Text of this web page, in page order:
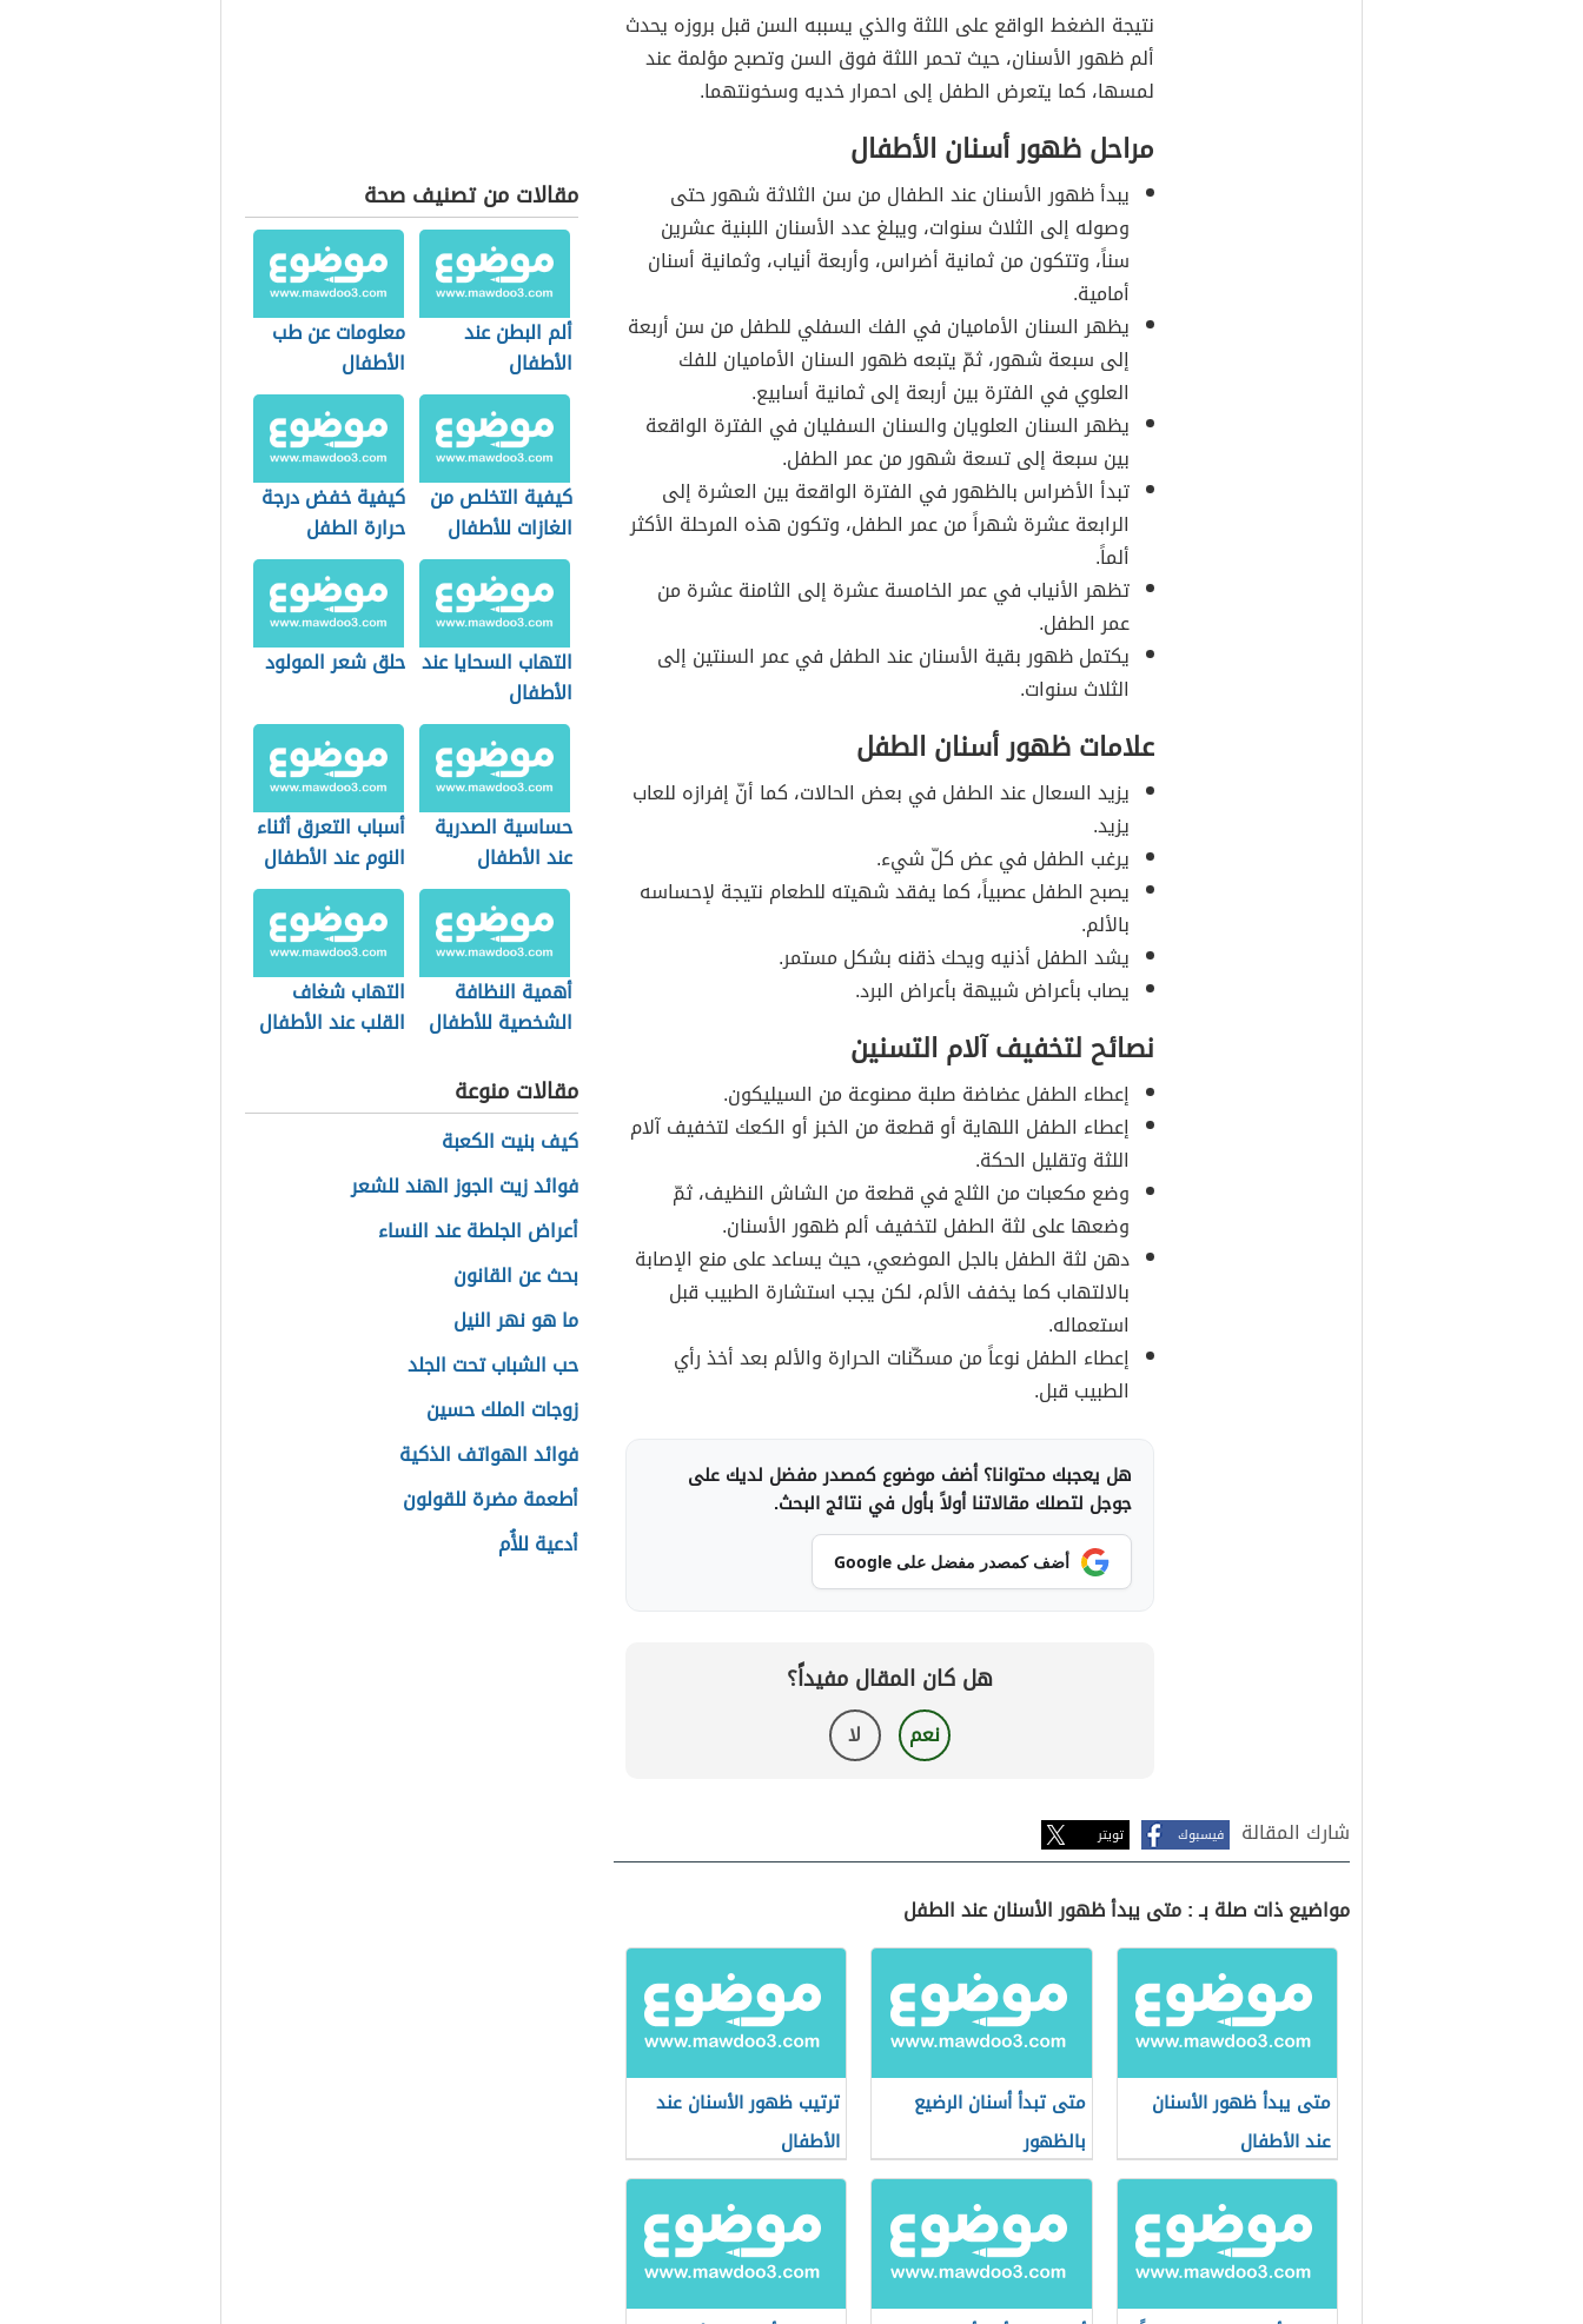
نتيجة الضغط الواقع على اللثة والذي يسببه السن قبل بروزه يحدث
ألم ظهور الأسنان، حيث تحمر اللثة فوق السن وتصبح مؤلمة عند
لمسها، كما يتعرض الطفل إلى احمرار خديه وسخونتهما.
مراحل ظهور أسنان الأطفال
يبدأ ظهور الأسنان عند الطفال من سن الثلاثة شهور حتى
وصوله إلى الثلاث سنوات، ويبلغ عدد الأسنان اللبنية عشرين
سناً، وتتكون من ثمانية أضراس، وأربعة أنياب، وثمانية أسنان
أمامية.
يظهر السنان الأماميان في الفك السفلي للطفل من سن أربعة
إلى سبعة شهور، ثمّ يتبعه ظهور السنان الأماميان للفك
العلوي في الفترة بين أربعة إلى ثمانية أسابيع.
يظهر السنان العلويان والسنان السفليان في الفترة الواقعة
بين سبعة إلى تسعة شهور من عمر الطفل.
تبدأ الأضراس بالظهور في الفترة الواقعة بين العشرة إلى
الرابعة عشرة شهراً من عمر الطفل، وتكون هذه المرحلة الأكثر
ألماً.
تظهر الأنياب في عمر الخامسة عشرة إلى الثامنة عشرة من
عمر الطفل.
يكتمل ظهور بقية الأسنان عند الطفل في عمر السنتين إلى
الثلاث سنوات.
علامات ظهور أسنان الطفل
يزيد السعال عند الطفل في بعض الحالات، كما أنّ إفرازه للعاب
يزيد.
يرغب الطفل في عض كلّ شيء.
يصبح الطفل عصبياً، كما يفقد شهيته للطعام نتيجة لإحساسه
بالألم.
يشد الطفل أذنيه ويحك ذقنه بشكل مستمر.
يصاب بأعراض شبيهة بأعراض البرد.
نصائح لتخفيف آلام التسنين
إعطاء الطفل عضاضة صلبة مصنوعة من السيليكون.
إعطاء الطفل اللهاية أو قطعة من الخبز أو الكعك لتخفيف آلام
اللثة وتقليل الحكة.
وضع مكعبات من الثلج في قطعة من الشاش النظيف، ثمّ
وضعها على لثة الطفل لتخفيف ألم ظهور الأسنان.
دهن لثة الطفل بالجل الموضعي، حيث يساعد على منع الإصابة
بالالتهاب كما يخفف الألم، لكن يجب استشارة الطبيب قبل
استعماله.
إعطاء الطفل نوعاً من مسكّنات الحرارة والألم بعد أخذ رأي
الطبيب قبل.
هل يعجبك محتوانا؟ أضف موضوع كمصدر مفضل لديك على
جوجل لتصلك مقالاتنا أولاً بأول في نتائج البحث.
أضف كمصدر مفضل على Google
هل كان المقال مفيداً؟
نعم لا
شارك المقالة فيسبوك تويتر
مواضيع ذات صلة بـ : متى يبدأ ظهور الأسنان عند الطفل
متى يبدأ ظهور الأسنان
عند الأطفال
متى تبدأ أسنان الرضيع
بالظهور
ترتيب ظهور الأسنان عند
الأطفال
مقالات من تصنيف صحة
ألم البطن عند
الأطفال
معلومات عن طب
الأطفال
كيفية التخلص من
الغازات للأطفال
حديثي الولادة
كيفية خفض درجة
حرارة الطفل
التهاب السحايا عند
الأطفال
حلق شعر المولود
حساسية الصدرية
عند الأطفال
أسباب التعرق أثناء
النوم عند الأطفال
أهمية النظافة
الشخصية للأطفال
التهاب شغاف
القلب عند الأطفال
مقالات منوعة
كيف بنيت الكعبة
فوائد زيت الجوز الهند للشعر
أعراض الجلطة عند النساء
بحث عن القانون
ما هو نهر النيل
حب الشباب تحت الجلد
زوجات الملك حسين
فوائد الهواتف الذكية
أطعمة مضرة للقولون
أدعية للأُم